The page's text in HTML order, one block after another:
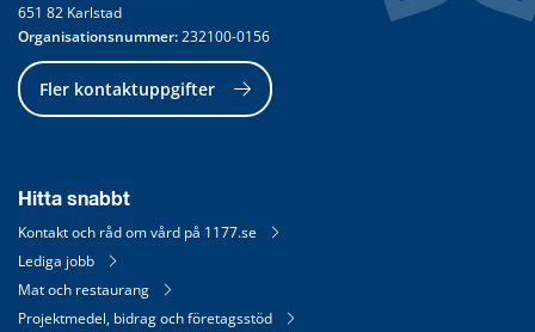
651 82 Karlstad
Organisationsnummer: 232100-0156
Fler kontaktuppgifter
Hitta snabbt
Kontakt och råd om vård på 1177.se
Lediga jobb
Mat och restaurang
Projektmedel, bidrag och företagsstöd